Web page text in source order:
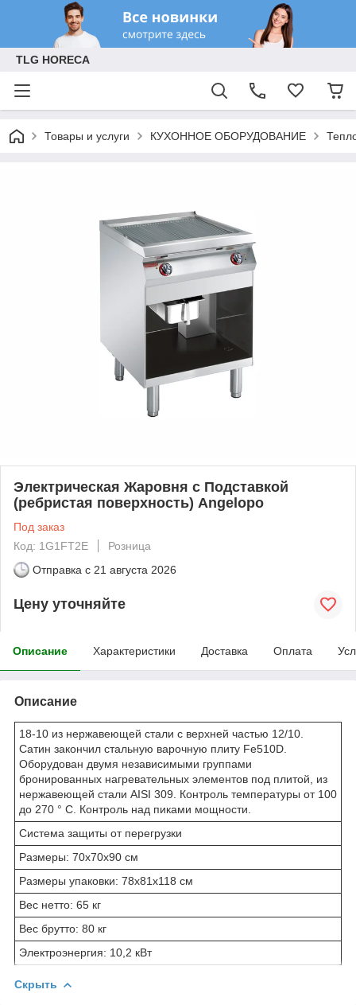
TLG HORECA
Товары и услуги КУХОННОЕ ОБОРУДОВАНИЕ
Электрическая Жаровня с Подставкой
(ребристая поверхность) Angelopo
Под заказ
Код: 1G1FT2E
Розница
Отправка с 21 августа 2026
Цену уточняйте
Описание Характеристики Доставка Оплата
Описание
18-10 из нержавеющей стали с верхней частью 12/10.
Сатин закончил стальную варочную плиту Fe510D.
Оборудован двумя независимыми группами
бронированных нагревательных элементов под плитой, из
нержавеющей стали AISI 309. Контроль температуры от 100
до 270 ° C. Контроль над пиками мощности.
Система защиты от перегрузки
Размеры: 70x70x90 см
Размеры упаковки: 78x81x118 см
Вес нетто: 65 кг
Вес брутто: 80 кг
Электроэнергия: 10,2 кВт
Скрыть